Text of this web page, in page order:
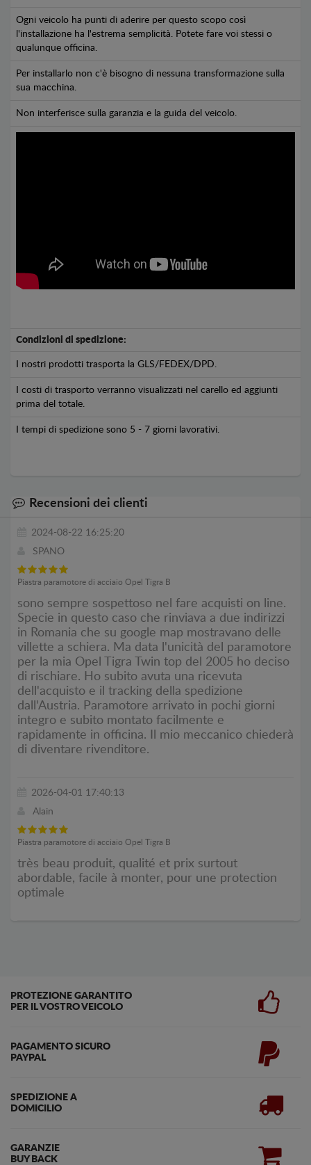
Ogni veicolo ha punti di aderire per questo scopo così
l'installazione ha l'estrema semplicità. Potete fare voi stessi o
qualunque officina.
Per installarlo non c'è bisogno di nessuna transformazione sulla
sua macchina.
Non interferisce sulla garanzia e la guida del veicolo.
Condizioni di spedizione:
I nostri prodotti trasporta la GLS/FEDEX/DPD.
I costi di trasporto verranno visualizzati nel carello ed aggiunti
prima del totale.
I tempi di spedizione sono 5 - 7 giorni lavorativi.
Recensioni dei clienti
2024-08-22 16:25:20
SPANO
Piastra paramotore di acciaio Opel Tigra B
sono sempre sospettoso nel fare acquisti on line.
Specie in questo caso che rinviava a due indirizzi
in Romania che su google map mostravano delle
villette a schiera. Ma data l'unicità del paramotore
per la mia Opel Tigra Twin top del 2005 ho deciso
di rischiare. Ho subito avuta una ricevuta
dell'acquisto e il tracking della spedizione
dall'Austria. Paramotore arrivato in pochi giorni
integro e subito montato facilmente e
rapidamente in officina. Il mio meccanico chiederà
di diventare rivenditore.
2026-04-01 17:40:13
Alain
Piastra paramotore di acciaio Opel Tigra B
très beau produit, qualité et prix surtout
abordable, facile à monter, pour une protection
optimale
PROTEZIONE GARANTITO
PER IL VOSTRO VEICOLO
PAGAMENTO SICURO
PAYPAL
SPEDIZIONE A
DOMICILIO
GARANZIE
BUY BACK